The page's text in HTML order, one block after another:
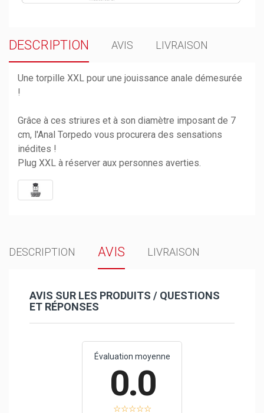
DESCRIPTION AVIS LIVRAISON
Une torpille XXL pour une jouissance anale démesurée
!
Grâce à ces striures et à son diamètre imposant de 7
cm, l'Anal Torpedo vous procurera des sensations
inédites !
Plug XXL à réserver aux personnes averties.
DESCRIPTION AVIS LIVRAISON
AVIS SUR LES PRODUITS / QUESTIONS
ET RÉPONSES
Évaluation moyenne
0.0